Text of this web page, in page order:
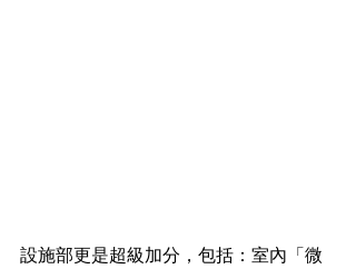
設施部更是超級加分，包括：室內「微